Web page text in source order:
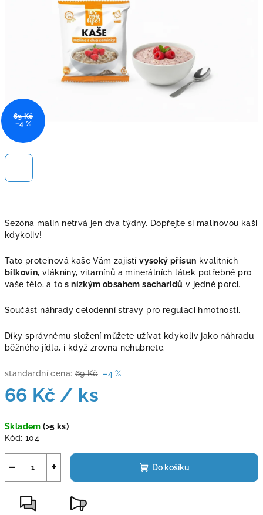
Sezóna malin netrvá jen dva týdny. Dopřejte si malinovou kaši
kdykoliv!
Tato proteinová kaše Vám zajistívysoký přísun kvalitních
bílkovin, vlákniny, vitamínů a minerálních látek potřebné pro
vaše tělo, a tos nízkým obsahem sacharidů v jedné porci.
Součást náhrady celodenní stravy pro regulaci hmotnosti.
Díky správnému složení můžete užívat kdykoliv jako náhradu
běžného jídla, i když zrovna nehubnete.
standardní cena: 69 Kč –4 %
66 Kč / ks
cena:
Skladem(>5 ks)
Kód: 104
+
− Do košíku
69 Kč
–4 %